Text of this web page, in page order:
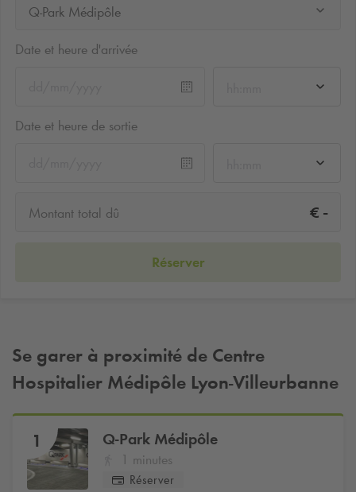
Q-Park Médipôle
Date et heure d'arrivée
Date et heure de sortie
Montant total dû € -
Réserver
Se garer à proximité de Centre
Hospitalier Médipôle Lyon-Villeurbanne
1 Q-Park Médipôle
1 minutes
Réserver